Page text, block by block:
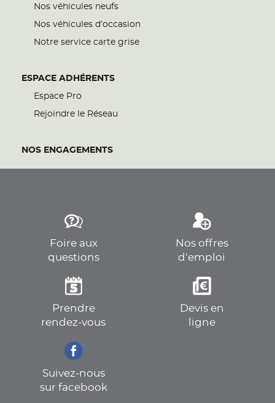
Nos véhicules neufs
Nos véhicules d’occasion
Notre service carte grise
ESPACE ADHÉRENTS
Espace Pro
Rejoindre le Réseau
NOS ENGAGEMENTS
Foire aux
questions
Nos offres
d’emploi
Prendre
rendez-vous
Devis en
ligne
Suivez-nous
sur facebook